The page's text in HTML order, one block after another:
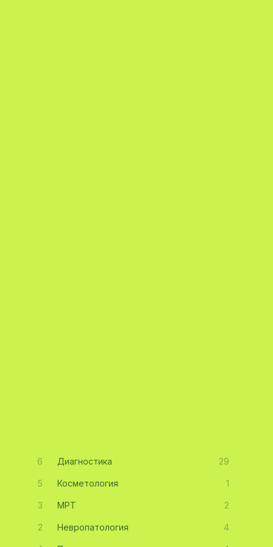
6 Диагностика 29
5 Косметология 1
3 МРТ 2
2 Невропатология 4